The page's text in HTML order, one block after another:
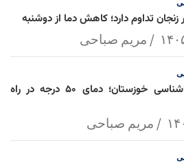
تداوم دارد؛ کاهش دما از دوشنبه
مریم صباحی
هشدار هواشناسی خوزستان؛ دمای ۵۰ درجه در راه
مریم صباحی